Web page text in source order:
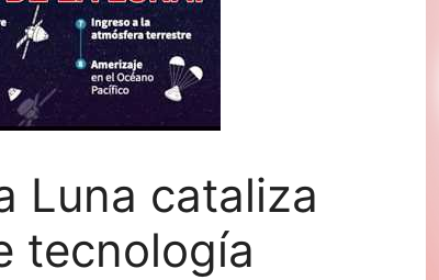
Luna cataliza
tecnología